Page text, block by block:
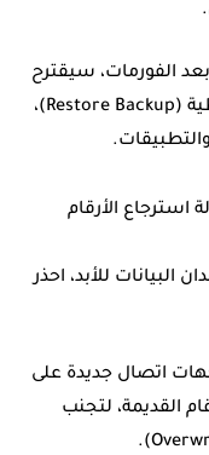
الفورمات، سيقترح
عليك الهاتف استعادة النسخة الاحتياطية (Restore Backup)،
الأرقام
للأبد، احذر
اتصال جديدة على
القديمة، لتجنب